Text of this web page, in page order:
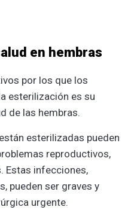
en hembras
por los que los
esterilización es su
de las hembras.
esterilizadas pueden
reproductivos,
Estas infecciones,
pueden ser graves y
urgente.